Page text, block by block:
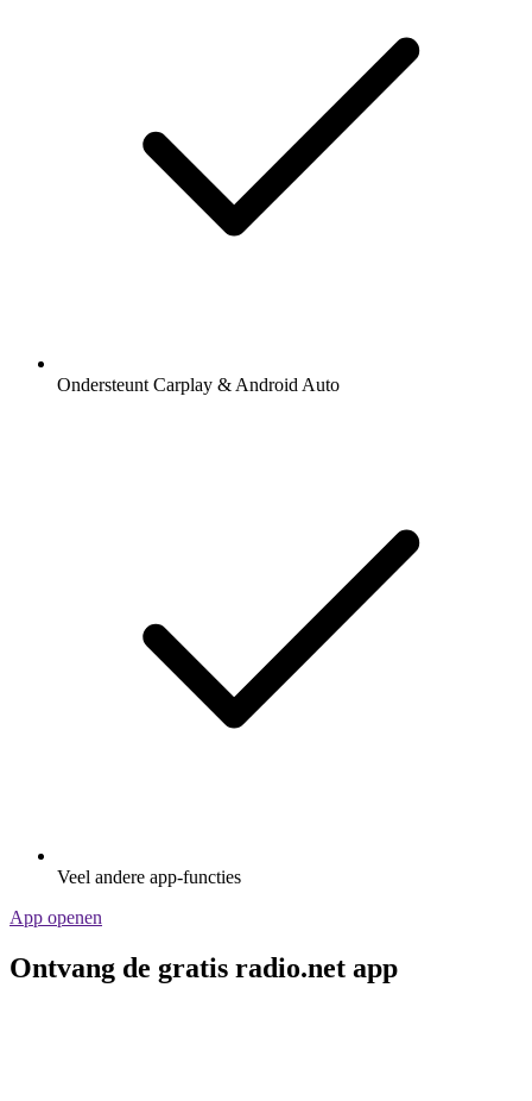
Ondersteunt Carplay & Android Auto
Veel andere app-functies
App openen
Ontvang de gratis radio.net app